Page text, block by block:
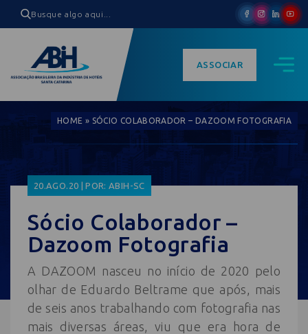
ASSOCIAR
HOME » SÓCIO COLABORADOR – DAZOOM FOTOGRAFIA
20.AGO.20 | POR: ABIH-SC
Sócio Colaborador –
Dazoom Fotografia
A DAZOOM nasceu no início de 2020 pelo
olhar de Eduardo Beltrame que após, mais
de seis anos trabalhando com fotografia nas
mais diversas áreas, viu que era hora de